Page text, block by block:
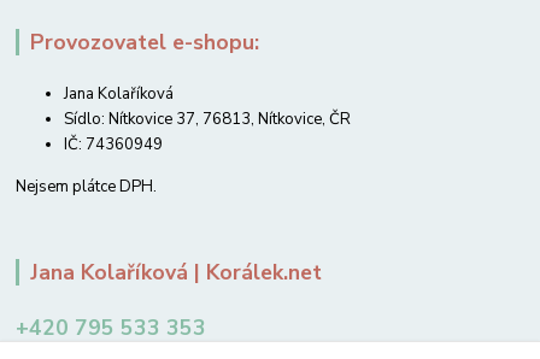
Provozovatel e-shopu:
Jana Kolaříková
Sídlo: Nítkovice 37, 76813, Nítkovice, ČR
IČ: 74360949
Nejsem plátce DPH.
Jana Kolaříková | Korálek.net
+420 795 533 353